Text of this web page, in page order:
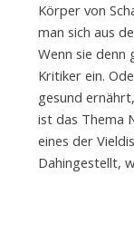
Körper von
man sich aus
Wenn sie denn
Kritiker ein.
gesund
ist das Thema
eines der
Dahingestellt,